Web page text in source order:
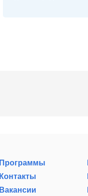
Программы
Контакты
Вакансии